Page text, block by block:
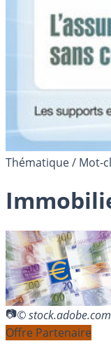
Thématique / Mot-
© stock.adobe.com
Offre Partenaire